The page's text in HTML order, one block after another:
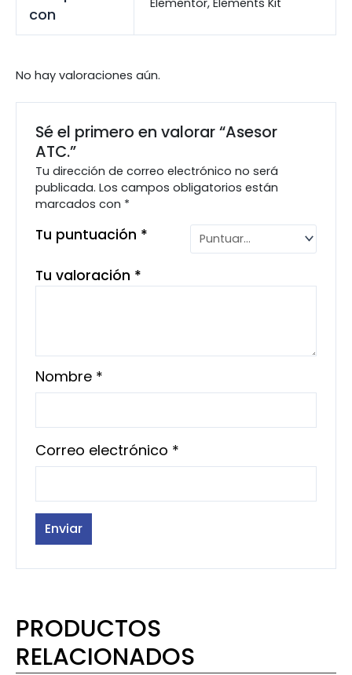
con
No hay valoraciones aún.
Sé el primero en valorar “Asesor
ATC.”
Tu dirección de correo electrónico no será
publicada. Los campos obligatorios están
marcados con *
Tu puntuación *
Tu valoración *
Nombre *
Correo electrónico *
PRODUCTOS
RELACIONADOS